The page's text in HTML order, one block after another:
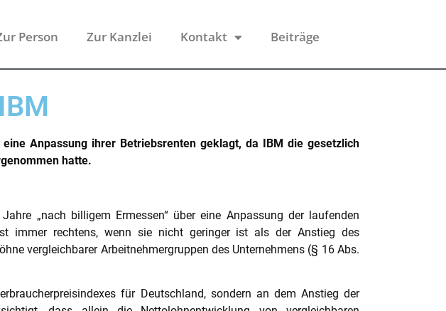
Person Zur Kanzlei Kontakt Beiträge
Anpassung ihrer Betriebsrenten geklagt, da IBM die gesetzlich
hatte.
„nach billigem Ermessen“ über eine Anpassung der laufenden
immer rechtens, wenn sie nicht geringer ist als der Anstieg des
vergleichbarer Arbeitnehmergruppen des Unternehmens (§ 16 Abs.
für Deutschland, sondern an dem Anstieg der